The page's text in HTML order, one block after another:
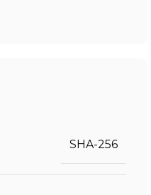
SHA-256